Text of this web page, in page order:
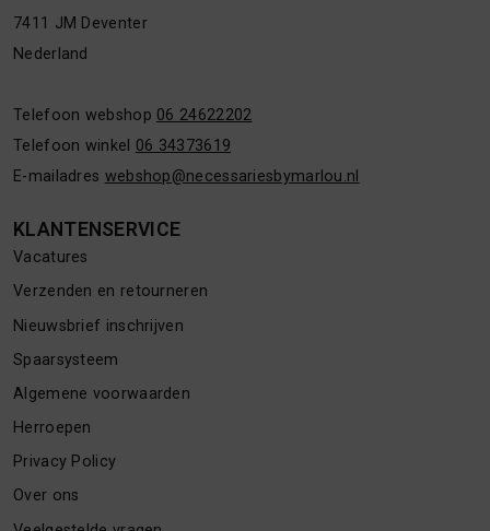
7411 JM Deventer
Nederland
Telefoon webshop 06 24622202
Telefoon winkel 06 34373619
E-mailadres webshop@necessariesbymarlou.nl
KLANTENSERVICE
Vacatures
Verzenden en retourneren
Nieuwsbrief inschrijven
Spaarsysteem
Algemene voorwaarden
Herroepen
Privacy Policy
Over ons